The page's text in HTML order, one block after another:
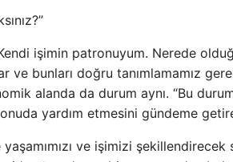
işimin patronuyum. Nerede
ve bunları doğru tanımlamamız
alanda da durum aynı. “Bu
yardım etmesini gündeme
ve işimizi